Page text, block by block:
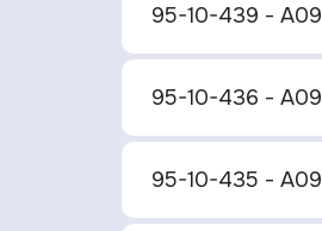
95-10-439 -
95-10-436 -
95-10-435 -